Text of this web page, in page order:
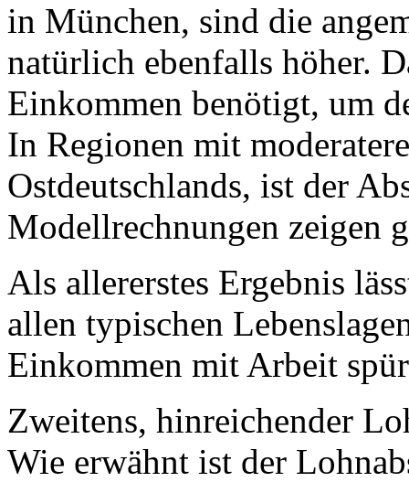
in München, sind die
natürlich ebenfalls höher.
Einkommen benötigt, um
In Regionen mit
Ostdeutschlands, ist der
Modellrechnungen zeigen
Als allererstes Ergebnis
allen typischen
Einkommen mit Arbeit
Zweitens, hinreichender
Wie erwähnt ist der